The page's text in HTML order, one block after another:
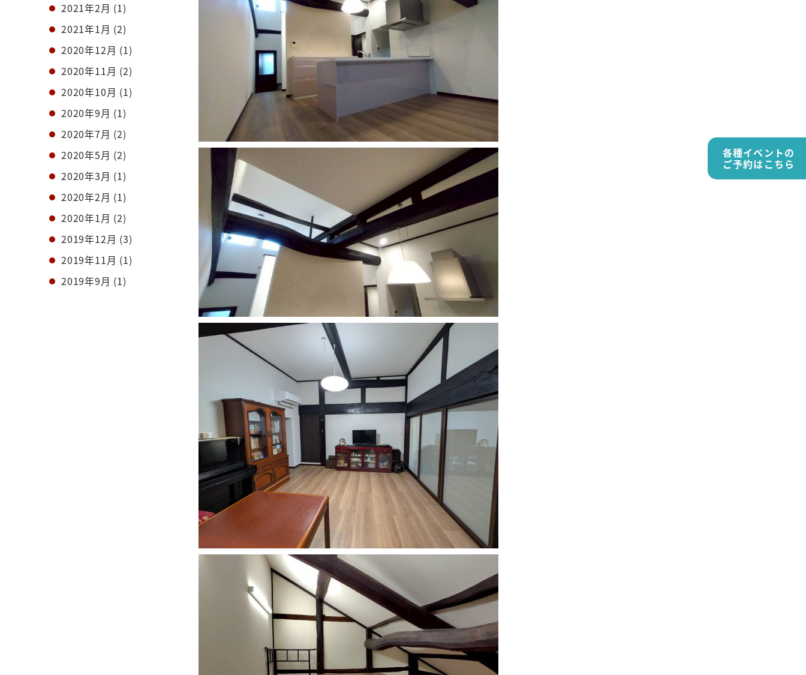
各種イベントの
ご予約はこちら
2021年2月 (1)
2021年1月 (2)
2020年12月 (1)
2020年11月 (2)
2020年10月 (1)
2020年9月 (1)
2020年7月 (2)
2020年5月 (2)
2020年3月 (1)
2020年2月 (1)
2020年1月 (2)
2019年12月 (3)
2019年11月 (1)
2019年9月 (1)